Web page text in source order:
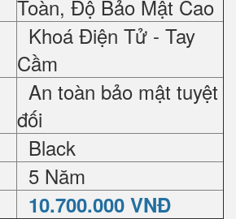
Toàn, Độ Bảo Mật Cao
Khoá Điện Tử - Tay
Cầm
An toàn bảo mật tuyệt
đối
Black
5 Năm
10.700.000 VNĐ